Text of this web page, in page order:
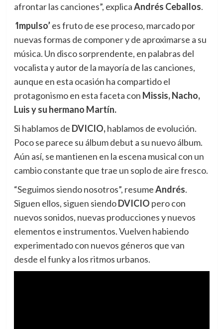
afrontar las canciones”, explicaAndrés Ceballos.
‘Impulso’es fruto de ese proceso, marcado por
nuevas formas de componer y de aproximarse a su
música. Un disco sorprendente, en palabras del
vocalista y autor de la mayoría de las canciones,
aunque en esta ocasión ha compartido el
protagonismo en esta faceta con Missis, Nacho,
Luis y su hermano Martín.
Si hablamos de DVICIO,hablamos de evolución.
Poco se parece su álbum debut a su nuevo álbum.
Aún así, se mantienen en la escena musical con un
cambio constante que trae un soplo de aire fresco.
“Seguimos siendo nosotros”, resumeAndrés.
Siguen ellos, siguen siendoDVICIO pero con
nuevos sonidos, nuevas producciones y nuevos
elementos e instrumentos. Vuelven habiendo
experimentado con nuevos géneros que van
desde el funky a los ritmos urbanos.